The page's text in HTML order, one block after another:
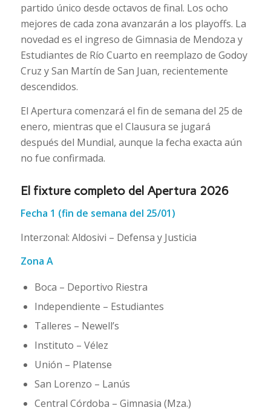
partido único desde octavos de final. Los ocho
mejores de cada zona avanzarán a los playoffs. La
novedad es el ingreso de Gimnasia de Mendoza y
Estudiantes de Río Cuarto en reemplazo de Godoy
Cruz y San Martín de San Juan, recientemente
descendidos.
El Apertura comenzará el fin de semana del 25 de
enero, mientras que el Clausura se jugará
después del Mundial, aunque la fecha exacta aún
no fue confirmada.
El fixture completo del Apertura 2026
Fecha 1 (fin de semana del 25/01)
Interzonal: Aldosivi – Defensa y Justicia
Zona A
Boca – Deportivo Riestra
Independiente – Estudiantes
Talleres – Newell’s
Instituto – Vélez
Unión – Platense
San Lorenzo – Lanús
Central Córdoba – Gimnasia (Mza.)